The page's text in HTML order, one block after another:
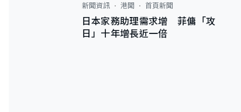
新聞資訊 港聞 首頁新聞
日本家務助理需求增 菲傭「攻
日」十年增長近一倍